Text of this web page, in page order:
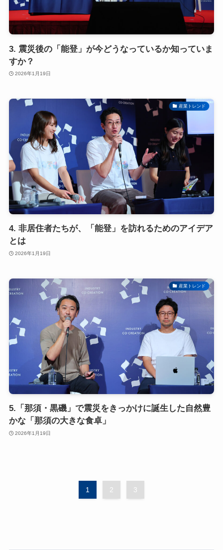
3. 震災後の「能登」が今どうなっているか知っていま
すか？
2026年1月19日
産業トレンド
4. 非居住者たちが、「能登」を訪れるためのアイデア
とは
2026年1月19日
産業トレンド
5.「那須・黒磯」で震災をきっかけに誕生した自然豊
かな「那須の大きな食卓」
2026年1月19日
1 2 3